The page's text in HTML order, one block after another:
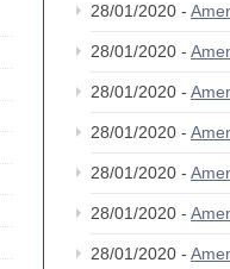
28/01/2020 -
28/01/2020 -
28/01/2020 -
28/01/2020 -
28/01/2020 -
28/01/2020 -
28/01/2020 -